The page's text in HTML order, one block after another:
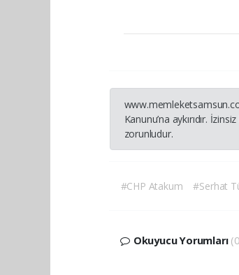
Kanunu’na aykırıdır.
zorunludur.
#CHP Atakum #Serhat
Okuyucu Yorumları